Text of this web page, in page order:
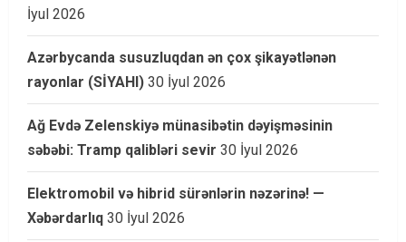
İyul 2026
Azərbycanda susuzluqdan ən çox şikayətlənən
rayonlar (SİYAHI) 30 İyul 2026
Ağ Evdə Zelenskiyə münasibətin dəyişməsinin
səbəbi: Tramp qalibləri sevir 30 İyul 2026
Elektromobil və hibrid sürənlərin nəzərinə! —
Xəbərdarlıq 30 İyul 2026